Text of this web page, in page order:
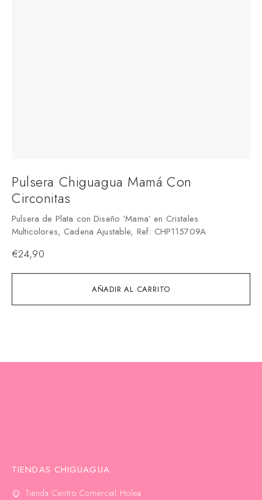
AÑADIR AL CARRITO
Pulsera Chiguagua Mamá Con
Circonitas
Pulsera de Plata con Diseño ‘Mama’ en Cristales
Multicolores, Cadena Ajustable, Ref: CHP115709A
€24,90
TIENDAS CHIGUAGUA
Tienda Centro Comercial Holea